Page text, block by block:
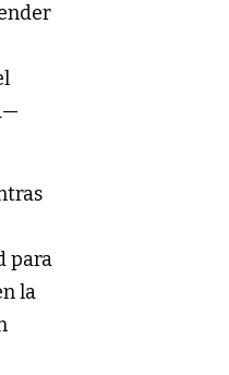
para
la